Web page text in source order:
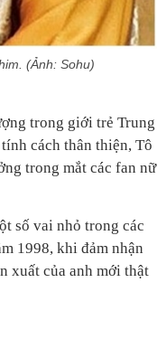
(Ảnh: Sohu)
trong giới trẻ Trung
cách thân thiện, Tô
trong mắt các fan nữ
số vai nhỏ trong các
1998, khi đảm nhận
xuất của anh mới thật